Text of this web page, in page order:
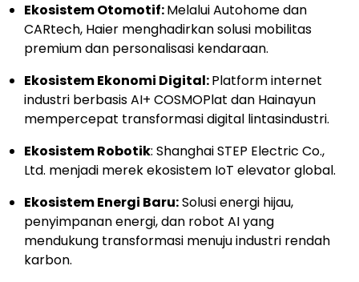
Ekosistem Otomotif:Melalui Autohome dan
CARtech, Haier menghadirkan solusi mobilitas
premium dan personalisasi kendaraan.
Ekosistem Ekonomi Digital:Platform internet
industri berbasis AI+ COSMOPlat dan Hainayun
mempercepat transformasi digital lintasindustri.
Ekosistem Robotik: Shanghai STEP Electric Co.,
Ltd. menjadi merek ekosistem IoT elevator global.
Ekosistem Energi Baru:Solusi energi hijau,
penyimpanan energi, dan robot AI yang
mendukung transformasi menuju industri rendah
karbon.